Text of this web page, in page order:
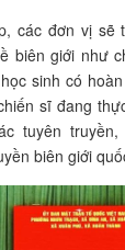
các đơn vị sẽ
biên giới như
sinh có
sĩ đang
tuyên
biên giới